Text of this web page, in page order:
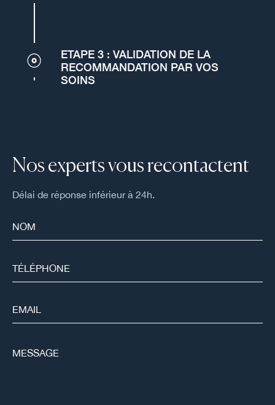
ETAPE 3 : VALIDATION DE LA
RECOMMANDATION PAR VOS
SOINS
Nos experts vous recontactent
Délai de réponse inférieur à 24h.